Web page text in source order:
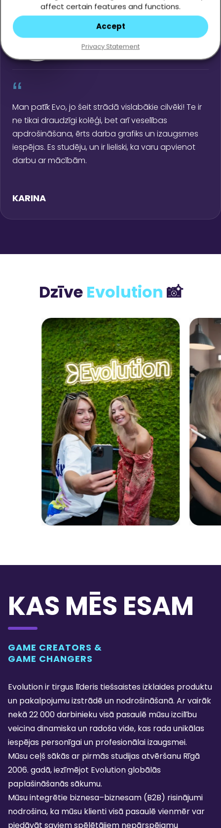
affect certain features and functions.
Accept
Privacy Statement
“
Man patīk Evo, jo šeit strādā vislabākie cilvēki! Te ir
ne tikai draudzīgi kolēģi, bet arī veselības
apdrošināšana, ērts darba grafiks un izaugsmes
iespējas. Es studēju, un ir lieliski, ka varu apvienot
darbu ar mācībām.
KARINA
Dzīve Evolution 📸
KAS MĒS ESAM
GAME CREATORS &
GAME CHANGERS
Evolution ir tirgus līderis tiešsaistes izklaides produktu
un pakalpojumu izstrādē un nodrošināšanā. Ar vairāk
nekā 22 000 darbinieku visā pasaulē mūsu izcilību
veicina dinamiska un radoša vide, kas rada unikālas
iespējas personīgai un profesionālai izaugsmei.
Mūsu ceļš sākās ar pirmās studijas atvēršanu Rīgā
2006. gadā, iezīmējot Evolution globālās
paplašināšanās sākumu.
Mūsu integrētie biznesa–biznesam (B2B) risinājumi
nodrošina, ka mūsu klienti visā pasaulē vienmēr var
piedāvāt saviem spēlētājiem nepārspējamu